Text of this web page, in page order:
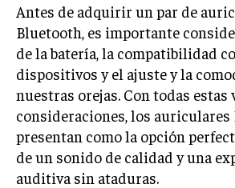
Antes de adquirir un par de
Bluetooth, es importante
de la batería, la compatibilidad
dispositivos y el ajuste y la
nuestras orejas. Con todas estas
consideraciones, los auriculares
presentan como la opción
de un sonido de calidad y una
auditiva sin ataduras.